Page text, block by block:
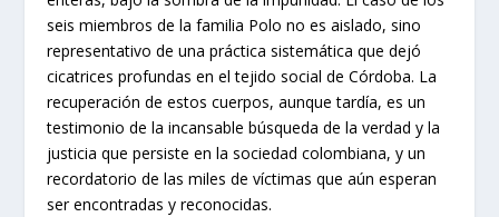
seis miembros de la familia Polo no es aislado, sino
representativo de una práctica sistemática que dejó
cicatrices profundas en el tejido social de Córdoba. La
recuperación de estos cuerpos, aunque tardía, es un
testimonio de la incansable búsqueda de la verdad y la
justicia que persiste en la sociedad colombiana, y un
recordatorio de las miles de víctimas que aún esperan
ser encontradas y reconocidas.